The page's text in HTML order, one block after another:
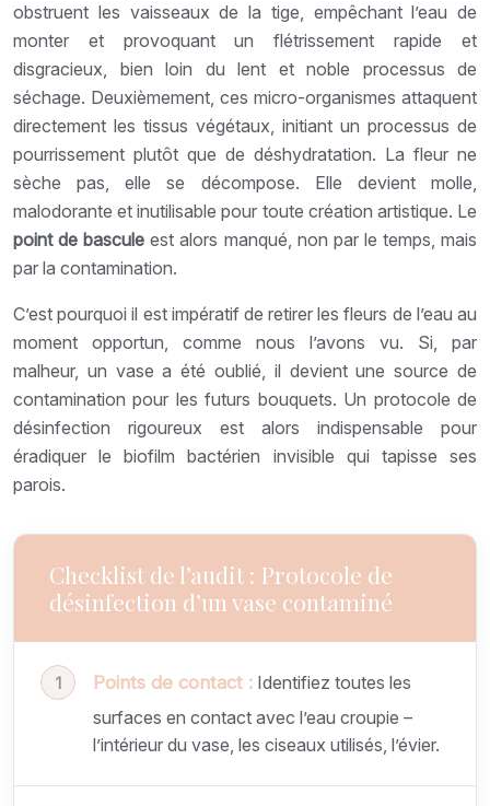
obstruent les vaisseaux de la tige, empêchant l’eau de
monter et provoquant un flétrissement rapide et
disgracieux, bien loin du lent et noble processus de
séchage. Deuxièmement, ces micro-organismes attaquent
directement les tissus végétaux, initiant un processus de
pourrissement plutôt que de déshydratation. La fleur ne
sèche pas, elle se décompose. Elle devient molle,
malodorante et inutilisable pour toute création artistique. Le
point de bascule est alors manqué, non par le temps, mais
par la contamination.
C’est pourquoi il est impératif de retirer les fleurs de l’eau au
moment opportun, comme nous l’avons vu. Si, par
malheur, un vase a été oublié, il devient une source de
contamination pour les futurs bouquets. Un protocole de
désinfection rigoureux est alors indispensable pour
éradiquer le biofilm bactérien invisible qui tapisse ses
parois.
Checklist de l’audit : Protocole de
désinfection d’un vase contaminé
Points de contact : Identifiez toutes les
surfaces en contact avec l’eau croupie –
l’intérieur du vase, les ciseaux utilisés, l’évier.